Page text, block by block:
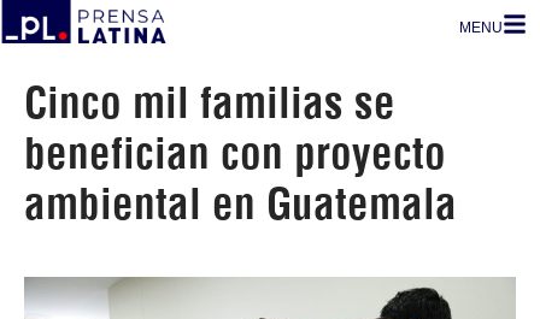
MENU
Cinco mil familias se
benefician con proyecto
ambiental en Guatemala